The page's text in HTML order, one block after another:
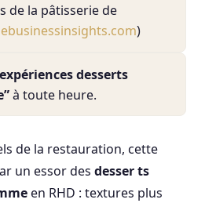
de la pâtisserie de
)
expériences desserts
à toute heure.
de la restauration, cette
un essor des desser ts
en RHD : textures plus